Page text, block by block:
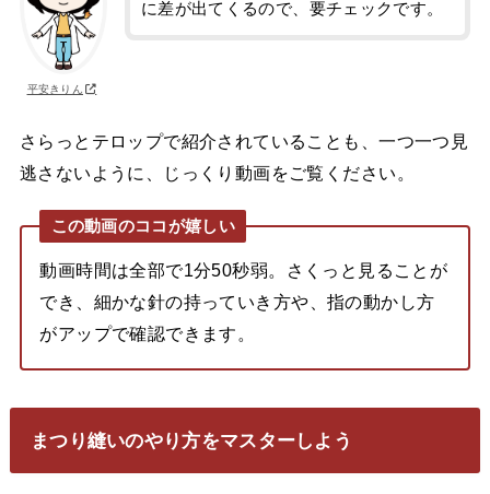
平安きりん
に差が出てくるので、要チェックです。
さらっとテロップで紹介されていることも、一つ一つ見
逃さないように、じっくり動画をご覧ください。
この動画のココが嬉しい
動画時間は全部で1分50秒弱。さくっと見ることが
でき、細かな針の持っていき方や、指の動かし方
がアップで確認できます。
まつり縫いのやり方をマスターしよう